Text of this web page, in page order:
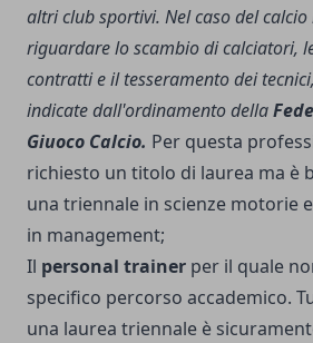
altri club sportivi. Nel caso del
riguardare lo scambiodi calciatori,
contratti e il tesseramento dei
indicatedall'ordinamento della
Giuoco Calcio. Per questa
richiesto un titolo di laurea ma è
una triennale in scienze motorie
in management;
Il personal trainer per il quale
specifico percorso accademico.
una laurea triennale è